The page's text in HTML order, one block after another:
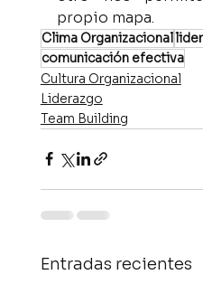
propio mapa.
Clima Organizacional
comunicación efectiva
Cultura Organizacional
Liderazgo
Team Building
Entradas recientes